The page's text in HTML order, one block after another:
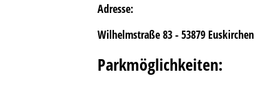
Adresse:
Wilhelmstraße 83 -53879 Euskirchen
Parkmöglichkeiten: